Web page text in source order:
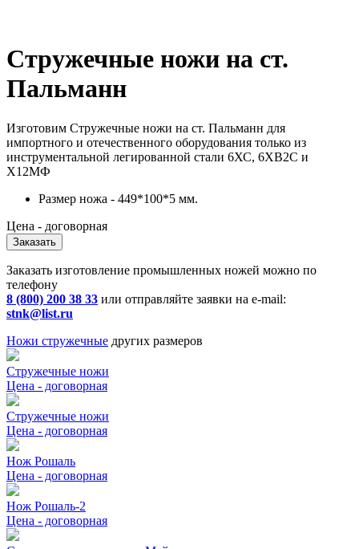
Стружечные ножи на ст.
Пальманн
Изготовим Стружечные ножи на ст. Пальманн для
импортного и отечественного оборудования только из
инструментальной легированной стали 6ХС, 6ХВ2С и
Х12МФ
Размер ножа - 449*100*5 мм.
Цена - договорная
Заказать
Заказать изготовление промышленных ножей можно по
телефону
8 (800) 200 38 33 или отправляйте заявки на e-mail:
stnk@list.ru
Ножи стружечные других размеров
Стружечные ножи
Цена - договорная
Стружечные ножи
Цена - договорная
Нож Рошаль
Цена - договорная
Нож Рошаль-2
Цена - договорная